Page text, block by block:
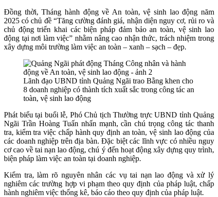
Đồng thời, Tháng hành động về An toàn, vệ sinh lao động năm
2025 có chủ đề “Tăng cường đánh giá, nhận diện nguy cơ, rủi ro và
chủ động triển khai các biện pháp đảm bảo an toàn, vệ sinh lao
động tại nơi làm việc” nhằm nâng cao nhận thức, trách nhiệm trong
xây dựng môi trường làm việc an toàn – xanh – sạch – đẹp.
Lãnh đạo UBND tỉnh Quảng Ngãi trao Bằng khen cho
8 doanh nghiệp có thành tích xuất sắc trong công tác an
toàn, vệ sinh lao động
Phát biểu tại buổi lễ, Phó Chủ tịch Thường trực UBND tỉnh Quảng
Ngãi Trần Hoàng Tuấn nhấn mạnh, cần chú trọng công tác thanh
tra, kiểm tra việc chấp hành quy định an toàn, vệ sinh lao động của
các doanh nghiệp trên địa bàn. Đặc biệt các lĩnh vực có nhiều nguy
cơ cao về tai nạn lao động, chú ý đến hoạt động xây dựng quy trình,
biện pháp làm việc an toàn tại doanh nghiệp.
Kiểm tra, làm rõ nguyên nhân các vụ tai nạn lao động và xử lý
nghiêm các trường hợp vi phạm theo quy định của pháp luật, chấp
hành nghiêm việc thống kê, báo cáo theo quy định của pháp luật.